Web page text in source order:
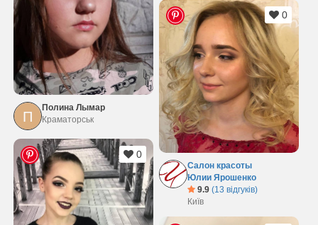
П
Полина Лымар
Краматорськ
Салон красоты
Юлии Ярошенко
9.9 (13 відгуків)
Київ
0
0